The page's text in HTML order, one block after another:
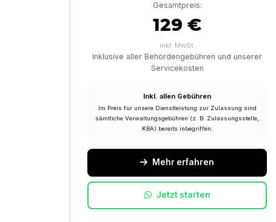
Gesamtpreis:
129 €
inkl. MwSt.
Inklusive aller Behördengebühren und unserer
Servicekosten
Inkl. allen Gebühren
Im Preis für unsere Dienstleistung zur Zulassung sind
sämtliche Verwaltungsgebühren (z. B. Zulassungsstelle,
KBA) bereits inbegriffen.
Mehr erfahren
Jetzt starten